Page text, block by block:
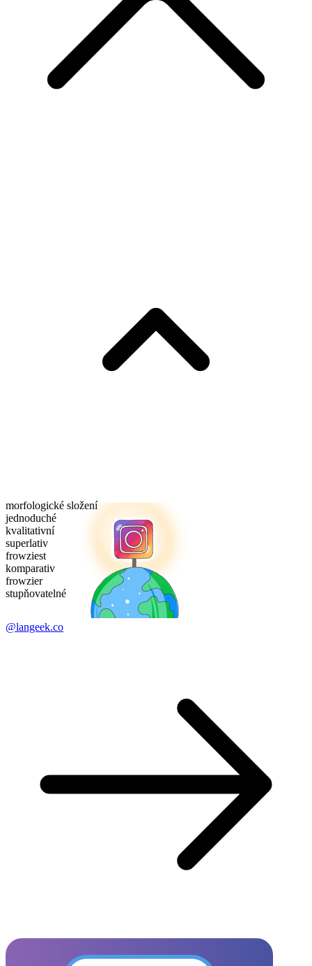
morfologické složení
jednoduché
kvalitativní
superlativ
frowziest
komparativ
frowzier
stupňovatelné
@langeek.co